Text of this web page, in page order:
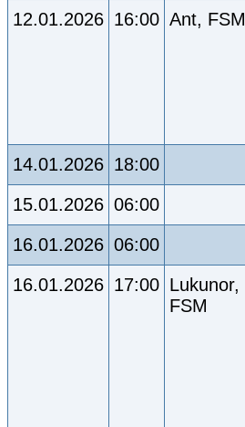
12.01.2026 16:00 Ant, FSM
14.01.2026 18:00
15.01.2026 06:00
16.01.2026 06:00
16.01.2026 17:00 Lukunor,
FSM